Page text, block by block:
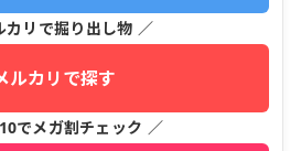
カリで掘り出し物 ／
ルカリで探す
でメガ割チェック ／